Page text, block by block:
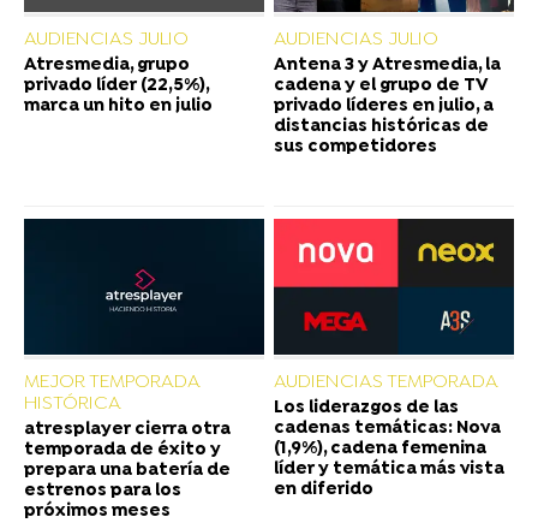
AUDIENCIAS JULIO
Atresmedia, grupo
privado líder (22,5%),
marca un hito en julio
AUDIENCIAS JULIO
Antena 3 y Atresmedia, la
cadena y el grupo de TV
privado líderes en julio, a
distancias históricas de
sus competidores
MEJOR TEMPORADA
HISTÓRICA
atresplayer cierra otra
temporada de éxito y
prepara una batería de
estrenos para los
próximos meses
AUDIENCIAS TEMPORADA
Los liderazgos de las
cadenas temáticas: Nova
(1,9%), cadena femenina
líder y temática más vista
en diferido